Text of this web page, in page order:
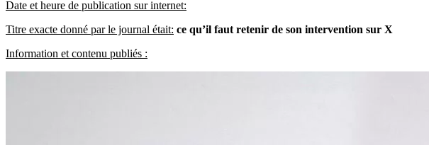
Date et heure de publication sur internet:
Titre exacte donné par le journal était: ce qu’il faut retenir de son intervention sur X
Information et contenu publiés :